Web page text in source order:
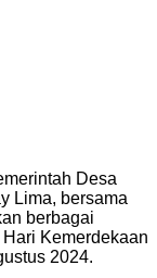
Desa
Lima, bersama
berbagai
Kemerdekaan
2024.